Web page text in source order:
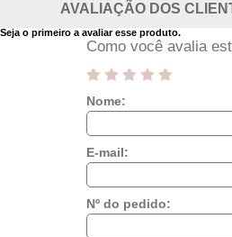
AVALIAÇÃO DOS
Seja o primeiro a avaliar esse produto.
Como você avalia
Nome:
E-mail:
Nº do pedido: